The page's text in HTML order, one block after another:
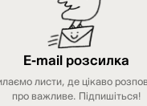
E-mail розсилка
листи, де цікаво
про важливе. Підпишіться!